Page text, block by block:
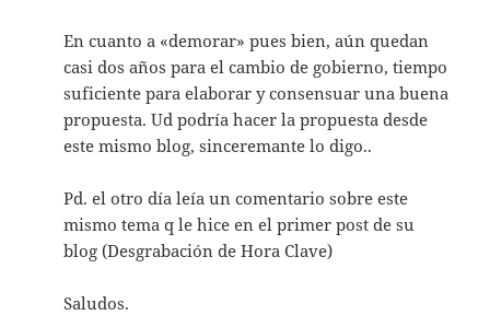
En cuanto a «demorar» pues bien, aún quedan
casi dos años para el cambio de gobierno, tiempo
suficiente para elaborar y consensuar una buena
propuesta. Ud podría hacer la propuesta desde
este mismo blog, sinceremante lo digo..
Pd. el otro día leía un comentario sobre este
mismo tema q le hice en el primer post de su
blog (Desgrabación de Hora Clave)
Saludos.